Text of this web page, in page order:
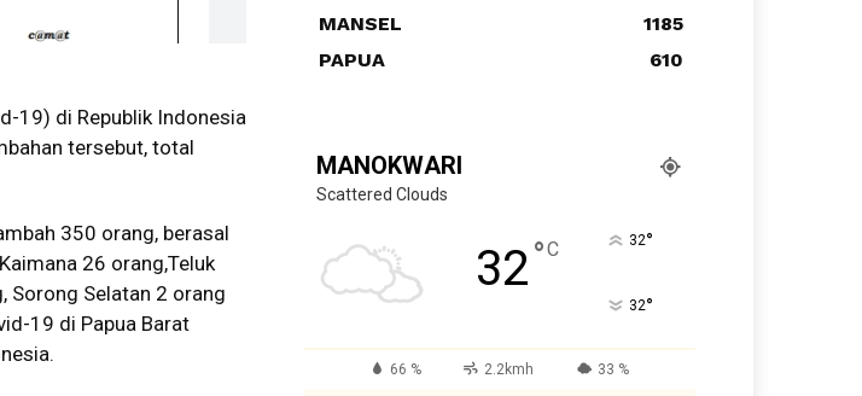
19) di Republik Indonesia
tersebut, total
350 orang, berasal
26 orang,Teluk
Sorong Selatan 2 orang
19 di Papua Barat
MANSEL
1185
PAPUA
610
MANOKWARI
Scattered Clouds
32°C 32°
32°
66 % 2.2kmh 33 %